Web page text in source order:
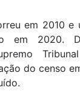
em 2010 e
em 2020.
do censo